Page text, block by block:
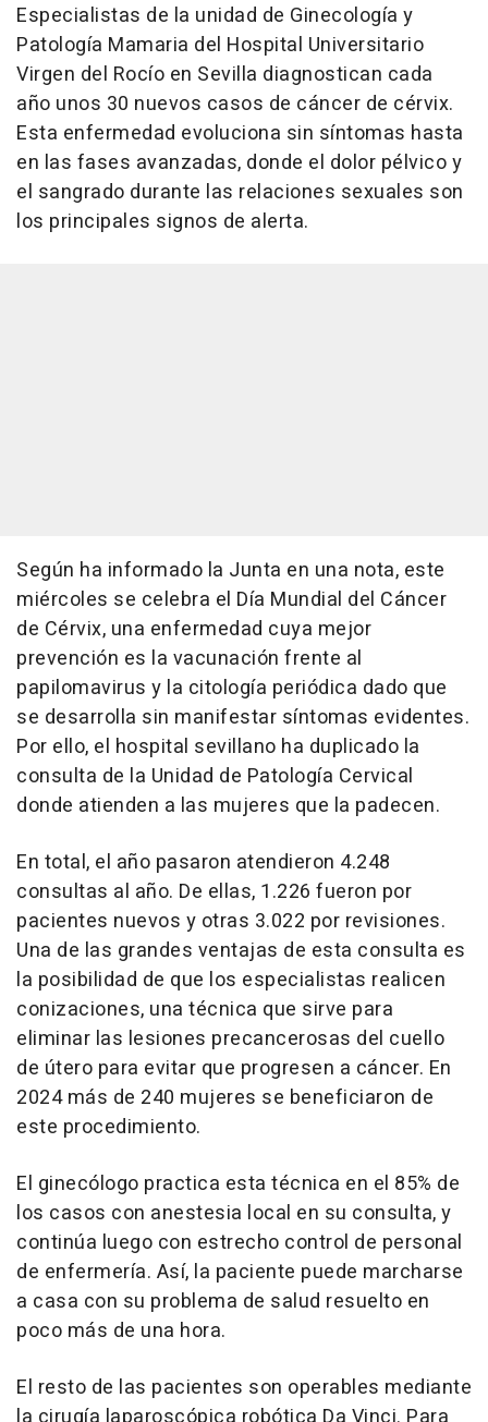
Especialistas de la unidad de Ginecología y
Patología Mamaria del Hospital Universitario
Virgen del Rocío en Sevilla diagnostican cada
año unos 30 nuevos casos de cáncer de cérvix.
Esta enfermedad evoluciona sin síntomas hasta
en las fases avanzadas, donde el dolor pélvico y
el sangrado durante las relaciones sexuales son
los principales signos de alerta.
Según ha informado la Junta en una nota, este
miércoles se celebra el Día Mundial del Cáncer
de Cérvix, una enfermedad cuya mejor
prevención es la vacunación frente al
papilomavirus y la citología periódica dado que
se desarrolla sin manifestar síntomas evidentes.
Por ello, el hospital sevillano ha duplicado la
consulta de la Unidad de Patología Cervical
donde atienden a las mujeres que la padecen.
En total, el año pasaron atendieron 4.248
consultas al año. De ellas, 1.226 fueron por
pacientes nuevos y otras 3.022 por revisiones.
Una de las grandes ventajas de esta consulta es
la posibilidad de que los especialistas realicen
conizaciones, una técnica que sirve para
eliminar las lesiones precancerosas del cuello
de útero para evitar que progresen a cáncer. En
2024 más de 240 mujeres se beneficiaron de
este procedimiento.
El ginecólogo practica esta técnica en el 85% de
los casos con anestesia local en su consulta, y
continúa luego con estrecho control de personal
de enfermería. Así, la paciente puede marcharse
a casa con su problema de salud resuelto en
poco más de una hora.
El resto de las pacientes son operables mediante